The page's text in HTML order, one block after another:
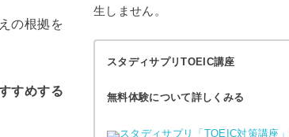
の根拠を
すめする
生しません。
スタディサプリTOEIC講座
無料体験について詳しくみる
スタディサプリ「TOEIC対策講座